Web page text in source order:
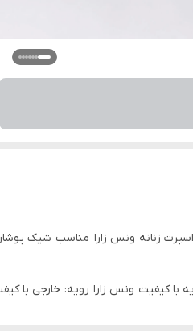
زنانه ونس زارا مناسب شیک
با کیفیت ونس زارا رویه: خارجی با